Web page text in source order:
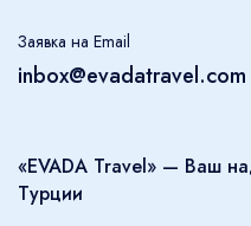
Заявка на Email
inbox@evadatravel.com
«EVADA Travel» — Ваш
Турции